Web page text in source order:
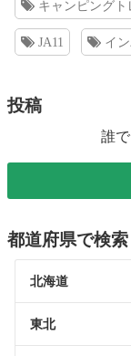
キャンピングト
JA11 イ
投稿
誰
都道府県で検索
北海道
東北